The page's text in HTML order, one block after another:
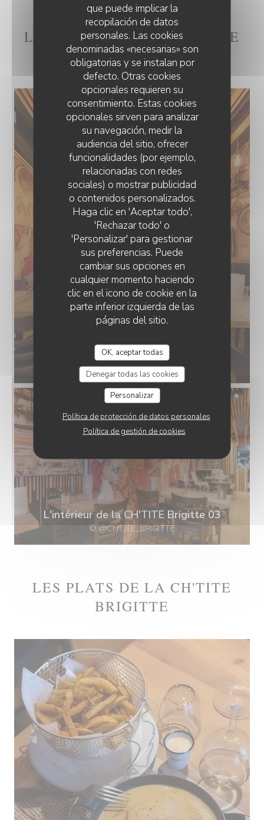
que puede implicar la
recopilación de datos
personales. Las cookies
denominadas «necesarias» son
obligatorias y se instalan por
defecto. Otras cookies
opcionales requieren su
consentimiento. Estas cookies
opcionales sirven para analizar
su navegación, medir la
audiencia del sitio, ofrecer
funcionalidades (por ejemplo,
relacionadas con redes
sociales) o mostrar publicidad
o contenidos personalizados.
Haga clic en 'Aceptar todo',
'Rechazar todo' o
'Personalizar' para gestionar
sus preferencias. Puede
cambiar sus opciones en
cualquier momento haciendo
clic en el icono de cookie en la
parte inferior izquierda de las
páginas del sitio.
OK, aceptar todas
Denegar todas las cookies
Personalizar
Política de protección de datos personales
Política de gestión de cookies
L'INTÉRIEUR DE LA CH'TITE
BRIGITTE
L'intérieur de la CH'TITE Brigitte 01
© @CHTITE_BRIGITTE
L'intérieur de la CH'TITE Brigitte 03
© @CHTITE_BRIGITTE
LES PLATS DE LA CH'TITE
BRIGITTE